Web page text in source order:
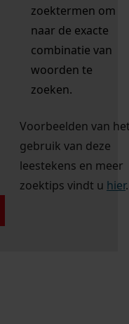
zoektermen om
naar de exacte
combinatie van
woorden te
zoeken.
Voorbeelden van
gebruik van deze
leestekens en meer
zoektips vindt u hier.